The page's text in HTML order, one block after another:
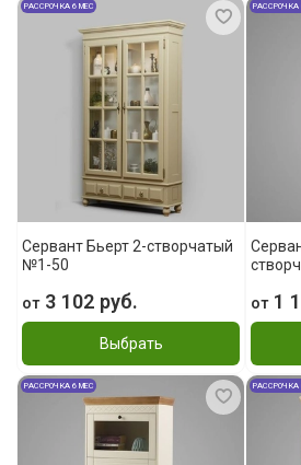
РАССРОЧКА 6 МЕС
Сервант Бьерт 2-створчатый
№1-50
от3 102 руб.
Выбрать
РАССРОЧКА
от1
РАССРОЧКА 6 МЕС РАССРОЧКА